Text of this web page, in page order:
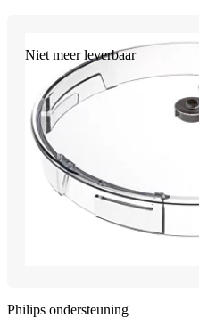
Niet meer leverbaar
Philips ondersteuning